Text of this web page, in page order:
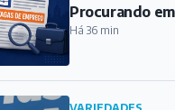
Procurando
Há 36 min